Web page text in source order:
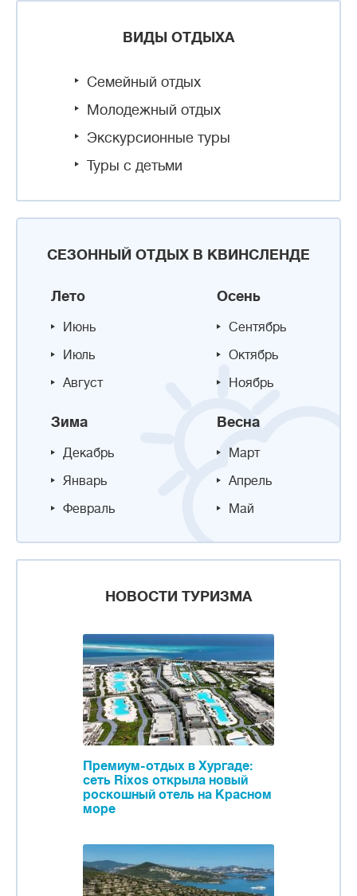
ВИДЫ ОТДЫХА
Семейный отдых
Молодежный отдых
Экскурсионные туры
Туры с детьми
СЕЗОННЫЙ ОТДЫХ В КВИНСЛЕНДЕ
Лето
Июнь
Июль
Август
Осень
Сентябрь
Октябрь
Ноябрь
Зима
Декабрь
Январь
Февраль
Весна
Март
Апрель
Май
НОВОСТИ ТУРИЗМА
Премиум-отдых в Хургаде:
сеть Rixos открыла новый
роскошный отель на Красном
море